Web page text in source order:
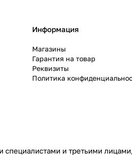
Информация
Магазины
Гарантия на товар
Реквизиты
Политика
и третьими